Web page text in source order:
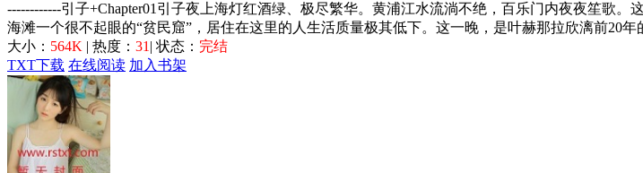
------------引子+Chapter01引子夜上海灯红酒绿、极尽繁华。黄浦江水流淌不绝，百乐门内夜夜笙歌
海滩一个很不起眼的“贫民窟”，居住在这里的人生活质量极其低下。这一晚，是叶赫那拉欣漓前20
大小： 564K | 热度： 31 | 状态： 完结
TXT下载 在线阅读 加入书架